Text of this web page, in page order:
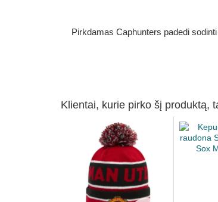
Pirkdamas Caphunters padedi
Klientai, kurie pirko šį produktą,